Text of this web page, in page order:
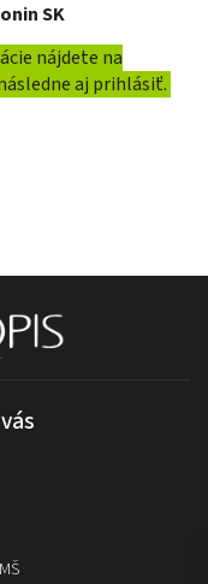
SK
nájdete na
aj prihlásiť.